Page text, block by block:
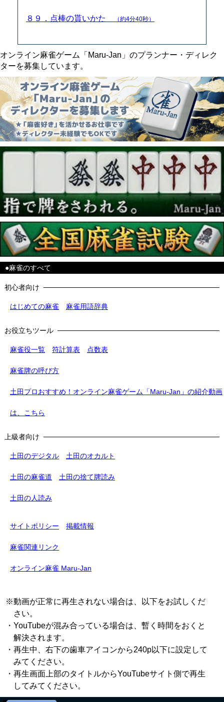
８９．点棒の貰いかた （約4分40秒）
オンライン麻雀ゲーム「Maru-Jan」のプランナー・ディレク
ターを募集しています。
●麻雀のすべて
初心者向け
はじめての麻雀 麻雀用語辞典
お役立ちツール
麻雀役一覧 符計算表 点数表
麻雀牌の呼び方
土田プロおすすめ！オンライン麻雀ゲーム「Maru-Jan」の紹介動画
は、こちら
上級者向け
土田のデジタル 土田のオカルト
土田の麻雀道 土田の捨て牌読み
土田の人読み
サイトポリシー 掲載情報
麻雀関連リンク
オンライン麻雀 Maru-Jan
※動画が正常に再生されない場合は、以下をお試しくだ
さい。
・YouTubeが混み合っている場合は、暫く時間をおくと
解決されます。
・再生中、右下の歯車アイコンから240p以下に設定して
みてください。
・再生画面上部のタイトルからYouTubeサイト側で再生
してみてください。